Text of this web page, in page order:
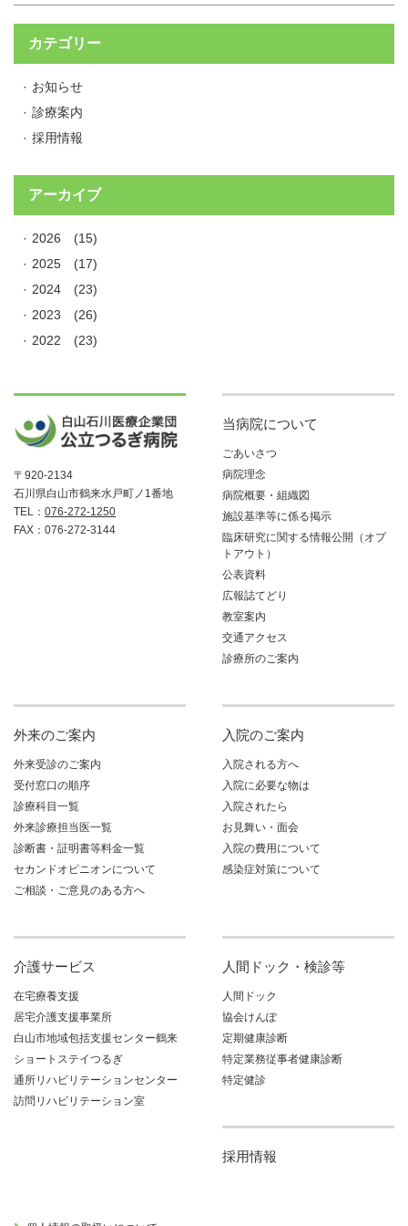
カテゴリー
お知らせ
診療案内
採用情報
アーカイブ
2026
(15)
2025
(17)
2024
(23)
2023
(26)
2022
(23)
〒920-2134
石川県白山市鶴来水戸町ノ1番地
TEL： 076-272-1250
FAX：076-272-3144
当病院について
ごあいさつ
病院理念
病院概要・組織図
施設基準等に係る掲示
臨床研究に関する情報公開（オプ
トアウト）
公表資料
広報誌てどり
教室案内
交通アクセス
診療所のご案内
外来のご案内
外来受診のご案内
受付窓口の順序
診療科目一覧
外来診療担当医一覧
診断書・証明書等料金一覧
セカンドオピニオンについて
ご相談・ご意見のある方へ
入院のご案内
入院される方へ
入院に必要な物は
入院されたら
お見舞い・面会
入院の費用について
感染症対策について
介護サービス
在宅療養支援
居宅介護支援事業所
白山市地域包括支援センター鶴来
ショートステイつるぎ
通所リハビリテーションセンター
訪問リハビリテーション室
人間ドック・検診等
人間ドック
協会けんぽ
定期健康診断
特定業務従事者健康診断
特定健診
採用情報